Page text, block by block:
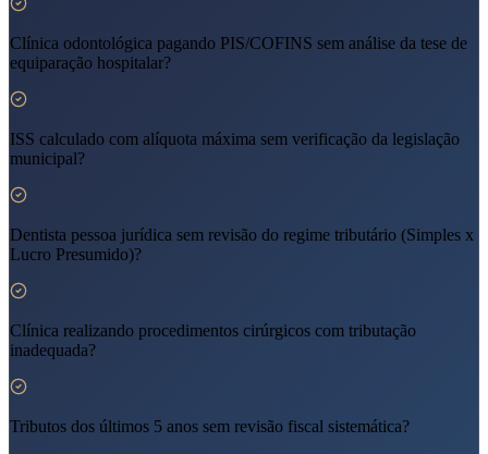
Clínica odontológica pagando PIS/COFINS sem análise da tese de
equiparação hospitalar?
ISS calculado com alíquota máxima sem verificação da legislação
municipal?
Dentista pessoa jurídica sem revisão do regime tributário (Simples x
Lucro Presumido)?
Clínica realizando procedimentos cirúrgicos com tributação
inadequada?
Tributos dos últimos 5 anos sem revisão fiscal sistemática?